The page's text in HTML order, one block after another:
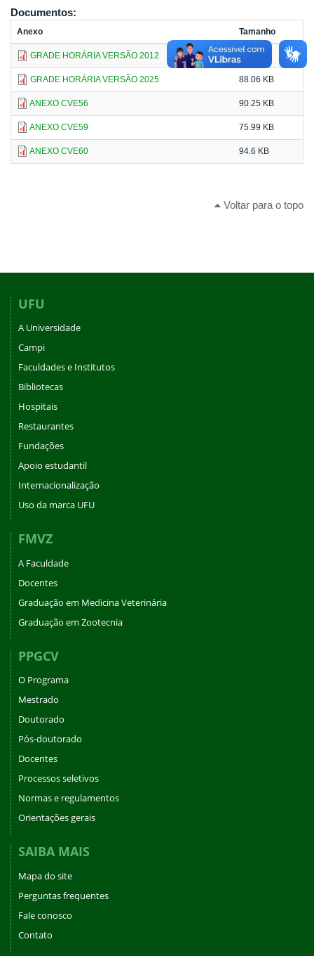
Documentos:
Anexo Tamanho
GRADE HORÁRIA VERSÃO 2012 67.5 KB
GRADE HORÁRIA VERSÃO 2025 88.06 KB
ANEXO CVE56 90.25 KB
ANEXO CVE59 75.99 KB
ANEXO CVE60 94.6 KB
Voltar para o topo
UFU
A Universidade
Campi
Faculdades e Institutos
Bibliotecas
Hospitais
Restaurantes
Fundações
Apoio estudantil
Internacionalização
Uso da marca UFU
FMVZ
A Faculdade
Docentes
Graduação em Medicina Veterinária
Graduação em Zootecnia
PPGCV
O Programa
Mestrado
Doutorado
Pós-doutorado
Docentes
Processos seletivos
Normas e regulamentos
Orientações gerais
SAIBA MAIS
Mapa do site
Perguntas frequentes
Fale conosco
Contato